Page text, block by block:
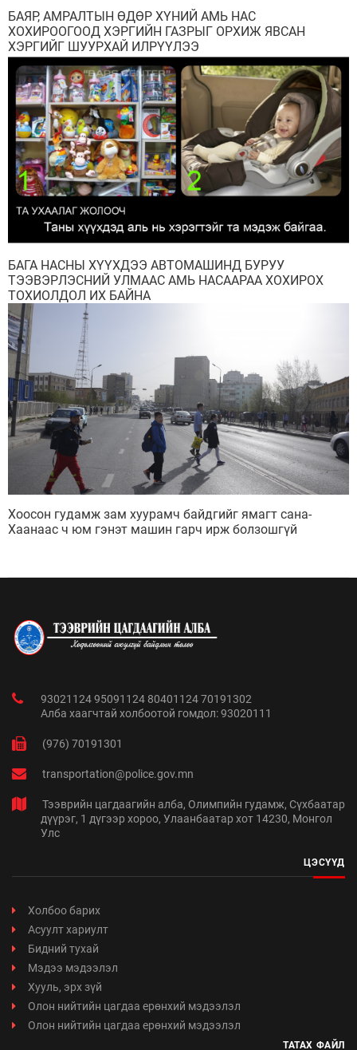
БАЯР, АМРАЛТЫН ӨДӨР ХҮНИЙ АМЬ НАС
ХОХИРООГООД ХЭРГИЙН ГАЗРЫГ ОРХИЖ ЯВСАН
ХЭРГИЙГ ШУУРХАЙ ИЛРҮҮЛЭЭ
БАГА НАСНЫ ХҮҮХДЭЭ АВТОМАШИНД БУРУУ
ТЭЭВЭРЛЭСНИЙ УЛМААС АМЬ НАСААРАА ХОХИРОХ
ТОХИОЛДОЛ ИХ БАЙНА
Хоосон гудамж зам хуурамч байдгийг ямагт сана-
Хаанаас ч юм гэнэт машин гарч ирж болзошгүй
93021124 95091124 80401124 70191302
Алба хаагчтай холбоотой гомдол: 93020111
(976) 70191301
transportation@police.gov.mn
Тээврийн цагдаагийн алба, Олимпийн гудамж, Сүхбаатар
дүүрэг, 1 дүгээр хороо, Улаанбаатар хот 14230, Монгол
Улс
ЦЭСҮҮД
Холбоо барих
Асуулт хариулт
Бидний тухай
Мэдээ мэдээлэл
Хууль, эрх зүй
Олон нийтийн цагдаа ерөнхий мэдээлэл
Олон нийтийн цагдаа ерөнхий мэдээлэл
ТАТАХ ФАЙЛ